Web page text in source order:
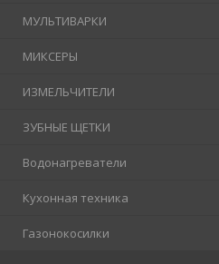
МУЛЬТИВАРКИ
МИКСЕРЫ
ИЗМЕЛЬЧИТЕЛИ
ЗУБНЫЕ ЩЕТКИ
Водонагреватели
Кухонная техника
Газонокосилки